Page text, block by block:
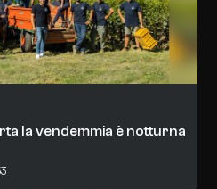
la vendemmia è notturna